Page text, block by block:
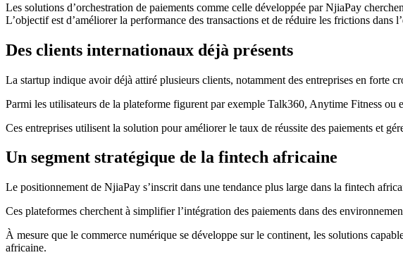
Les solutions d’orchestration de paiements comme celle développée par NjiaPay
L’objectif est d’améliorer la performance des transactions et de réduire les frictions dans
Des clients internationaux déjà présents
La startup indique avoir déjà attiré plusieurs clients, notamment des entreprises en forte
Parmi les utilisateurs de la plateforme figurent par exemple Talk360, Anytime Fitness ou
Ces entreprises utilisent la solution pour améliorer le taux de réussite des paiements et
Un segment stratégique de la fintech africaine
Le positionnement de NjiaPay s’inscrit dans une tendance plus large dans la fintech
Ces plateformes cherchent à simplifier l’intégration des paiements dans des
À mesure que le commerce numérique se développe sur le continent, les solutions
africaine.